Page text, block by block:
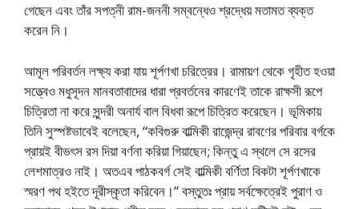
গেছেন এবং তাঁর সপত্নী রাম-জননী সম্বন্ধেও শ্রদ্ধেয় মতামত ব্যক্ত
করেন নি।
আমূল পরিবর্তন লক্ষ্য করা যায় শূর্পণখা চরিত্রের। রামায়ণ থেকে গৃহীত হওয়া
সত্ত্বেও মধুসূদন মানবতাবাদের ধারা প্রবর্তনের কারণেই তাকে রাক্ষসী রূপে
চিত্রিতা না করে সুন্দরী অনার্য বাল বিধবা রূপে চিত্রিত করেছেন। ভূমিকায়
তিনি সুস্পষ্টভাবেই বলেছেন, “কবিগুরু বাল্মিকী রাজেন্দ্র রাবণের পরিবার বর্গকে
প্রায়ই বীভৎস রস দিয়া বর্ণনা করিয়া গিয়াছেন; কিন্তু এ স্থলে সে রসের
লেশমাত্রও নাই। অতএব পাঠকবর্গ সেই বাল্মিকী বর্ণিতা বিকটা শূর্পণখাকে
স্মরণ পথ হইতে দূরীস্কৃতা করিবেন।” বস্তুতঃ প্রায় সর্বক্ষেত্রেই পুরাণ ও